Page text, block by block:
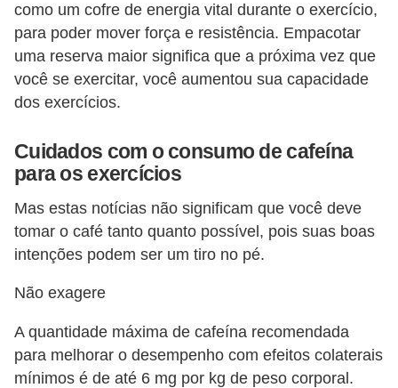
como um cofre de energia vital durante o exercício,
para poder mover força e resistência. Empacotar
uma reserva maior significa que a próxima vez que
você se exercitar, você aumentou sua capacidade
dos exercícios.
Cuidados com o consumo de cafeína
para os exercícios
Mas estas notícias não significam que você deve
tomar o café tanto quanto possível, pois suas boas
intenções podem ser um tiro no pé.
Não exagere
A quantidade máxima de cafeína recomendada
para melhorar o desempenho com efeitos colaterais
mínimos é de até 6 mg por kg de peso corporal.
ã
o
s
R
u
p
a
s
e
a
e
s